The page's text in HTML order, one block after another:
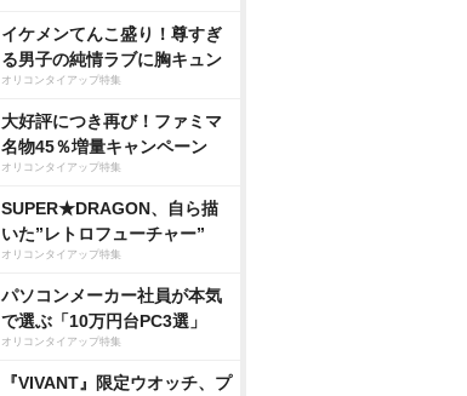
イケメンてんこ盛り！尊すぎ
る男子の純情ラブに胸キュン
オリコンタイアップ特集
大好評につき再び！ファミマ
名物45％増量キャンペーン
オリコンタイアップ特集
SUPER★DRAGON、自ら描
いた”レトロフューチャー”
オリコンタイアップ特集
パソコンメーカー社員が本気
で選ぶ「10万円台PC3選」
オリコンタイアップ特集
『VIVANT』限定ウオッチ、プ